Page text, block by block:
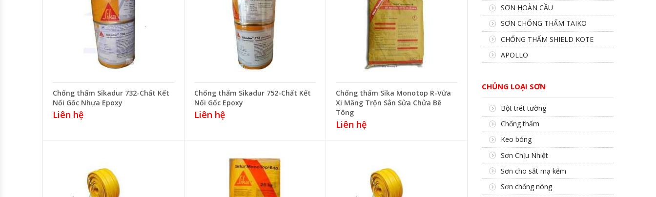
Chống thấm Sikadur 732-Chất Kết
Nối Gốc Nhựa Epoxy
Liên hệ
Chống thấm Sikadur 752-Chất Kết
Nối Gốc Epoxy
Liên hệ
Chống thấm Sika Monotop R-Vữa
Xi Măng Trộn Sẳn Sửa Chửa Bê
Tông
Liên hệ
SƠN HOÀN CẦU
SƠN CHỐNG THẤM TAIKO
CHỐNG THẤM SHIELD KOTE
APOLLO
CHỦNG LOẠI SƠN
Bột trét tường
Chống thấm
Keo bóng
Sơn Chịu Nhiệt
Sơn cho sắt mạ kẽm
Sơn chống nóng